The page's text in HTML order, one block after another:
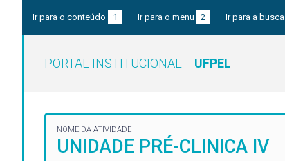
Ir para o conteúdo 1 Ir para o menu 2 Ir para a busca
PORTAL INSTITUCIONAL UFPEL
NOME DA ATIVIDADE
UNIDADE PRÉ-CLINICA IV